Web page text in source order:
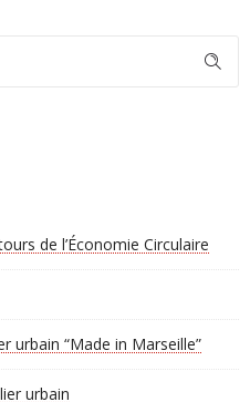
de l’Économie Circulaire
urbain “Made in Marseille”
urbain